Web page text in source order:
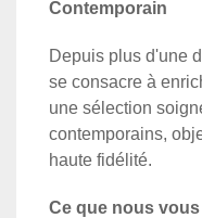
Contemporain
Depuis plus d'une
se consacre à
une sélection
contemporains,
haute fidélité.
Ce que nous